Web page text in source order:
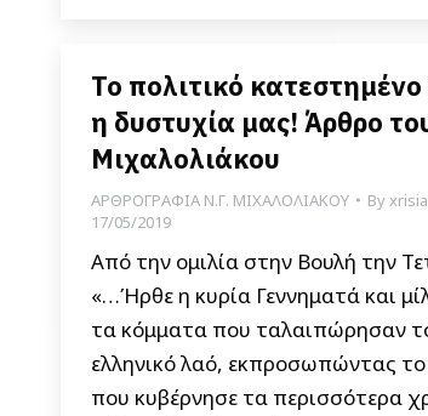
Το πολιτικό κατεστημένο
η δυστυχία μας! Άρθρο
Μιχαλολιάκου
ΑΡΘΡΟΓΡΑΦΙΑ Ν.Γ. ΜΙΧΑΛΟΛΙΑΚΟΥ By
17/05/2019
Από την ομιλία στην Βουλή την
«…Ήρθε η κυρία Γεννηματά και
τα κόμματα που ταλαιπώρησαν
ελληνικό λαό, εκπροσωπώντας
που κυβέρνησε τα περισσότερα